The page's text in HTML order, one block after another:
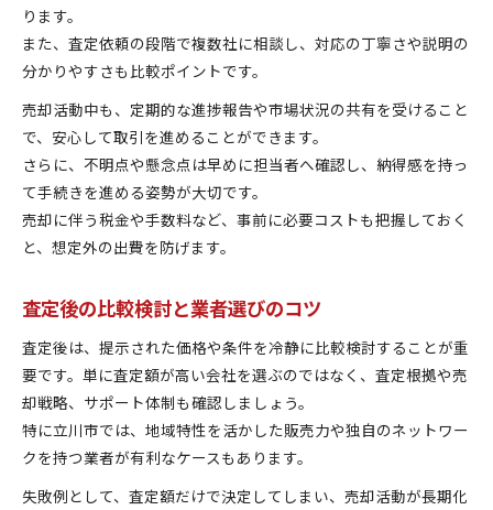
ります。
また、査定依頼の段階で複数社に相談し、対応の丁寧さや説明の
分かりやすさも比較ポイントです。
売却活動中も、定期的な進捗報告や市場状況の共有を受けること
で、安心して取引を進めることができます。
さらに、不明点や懸念点は早めに担当者へ確認し、納得感を持っ
て手続きを進める姿勢が大切です。
売却に伴う税金や手数料など、事前に必要コストも把握しておく
と、想定外の出費を防げます。
査定後の比較検討と業者選びのコツ
査定後は、提示された価格や条件を冷静に比較検討することが重
要です。単に査定額が高い会社を選ぶのではなく、査定根拠や売
却戦略、サポート体制も確認しましょう。
特に立川市では、地域特性を活かした販売力や独自のネットワー
クを持つ業者が有利なケースもあります。
失敗例として、査定額だけで決定してしまい、売却活動が長期化